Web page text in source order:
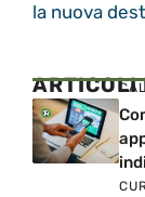
la nuova
ARTICOLI